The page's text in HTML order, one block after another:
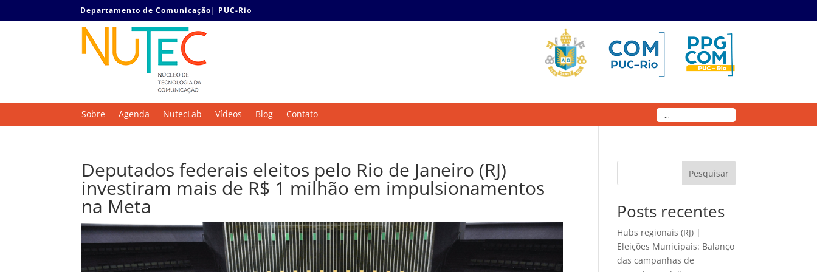
Departamento de Comunicação| PUC-Rio
Sobre Agenda NutecLab Vídeos Blog Contato
Deputados federais eleitos pelo Rio de Janeiro (RJ)
investiram mais de R$ 1 milhão em impulsionamentos
na Meta
Pesquisar
Posts recentes
Hubs regionais (RJ) |
Eleições Municipais: Balanço
das campanhas de